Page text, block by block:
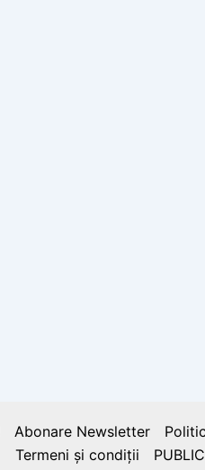
Abonare Newsletter
Termeni și condiții